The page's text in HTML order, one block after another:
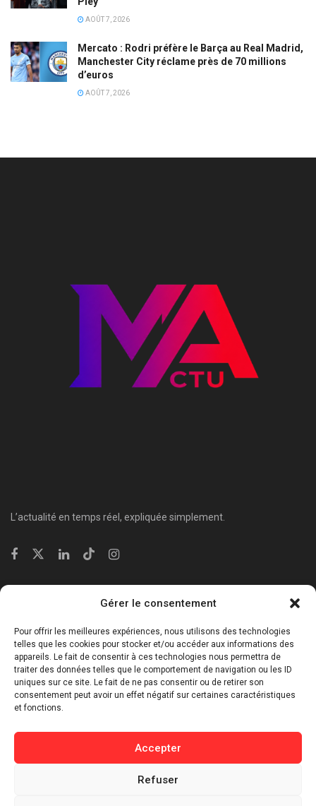
Gérer le consentement
Pour offrir les meilleures expériences, nous utilisons des technologies
telles que les cookies pour stocker et/ou accéder aux informations des
appareils. Le fait de consentir à ces technologies nous permettra de
traiter des données telles que le comportement de navigation ou les ID
uniques sur ce site. Le fait de ne pas consentir ou de retirer son
consentement peut avoir un effet négatif sur certaines caractéristiques
et fonctions.
Accepter
Refuser
AOÛT 7, 2026
Mercato : Rodri préfère le Barça au Real Madrid,
Manchester City réclame près de 70 millions
d’euros
AOÛT 7, 2026
L’actualité en temps réel, expliquée simplement.
Économie & Business
⁠Culture & Divertissement
⁠Tech & Innovation
Sport
Buzz / Insolite
Informations